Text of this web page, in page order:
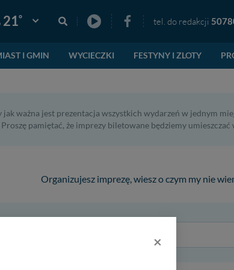
21° Pogoda: Gniezno tel. do redakcji
I GMIN WYCIECZKI FESTYNY I ZLOTY
ważna jest prezentacja wszystkich wydarzeń w jednym
pamiętać, że imprezy biletowane będziemy umieszczać
Organizujesz imprezę, wiesz o czym my nie
×